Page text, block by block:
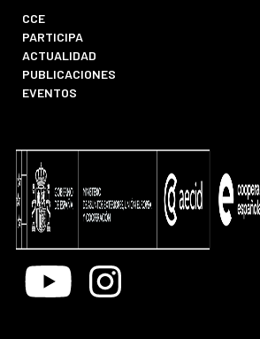
CCE
PARTICIPA
ACTUALIDAD
PUBLICACIONES
EVENTOS
Youtube Instagram